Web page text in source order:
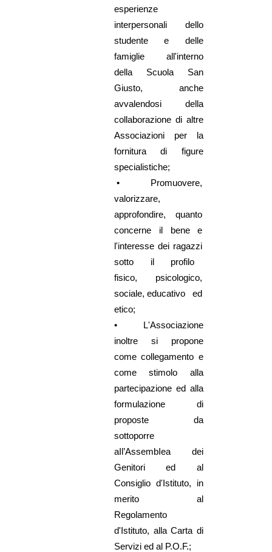
esperienze
interpersonali dello
studente e delle
famiglie all'interno
della Scuola San
Giusto, anche
avvalendosi della
collaborazione di altre
Associazioni per la
fornitura di figure
specialistiche;
•
Promuovere,
valorizzare,
approfondire, quanto
concerne il bene e
l'interesse dei ragazzi
sotto il profilo
fisico, psicologico,
sociale, educativo ed
etico;
•
L'Associazione
inoltre si propone
come collegamento e
come stimolo alla
partecipazione ed alla
formulazione di
proposte da
sottoporre
aIl’AssembIea dei
Genitori ed al
Consiglio d'Istituto, in
merito al
Regolamento
d'Istituto, alla Carta di
Servizi ed al P.O.F.;